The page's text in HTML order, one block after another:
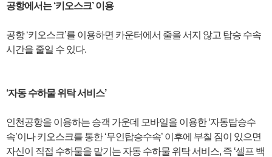
공항에서는 ‘키오스크’ 이용
공항 ‘키오스크’를 이용하면 카운터에서 줄을 서지 않고 탑승 수속
시간을 줄일 수 있다.
‘자동 수하물 위탁 서비스’
인천공항을 이용하는 승객 가운데 모바일을 이용한 ‘자동탑승수
속’이나 키오스크를 통한 ‘무인탑승수속’ 이후에 부칠 짐이 있으면
자신이 직접 수하물을 맡기는 자동 수하물 위탁 서비스, 즉 ‘셀프 백